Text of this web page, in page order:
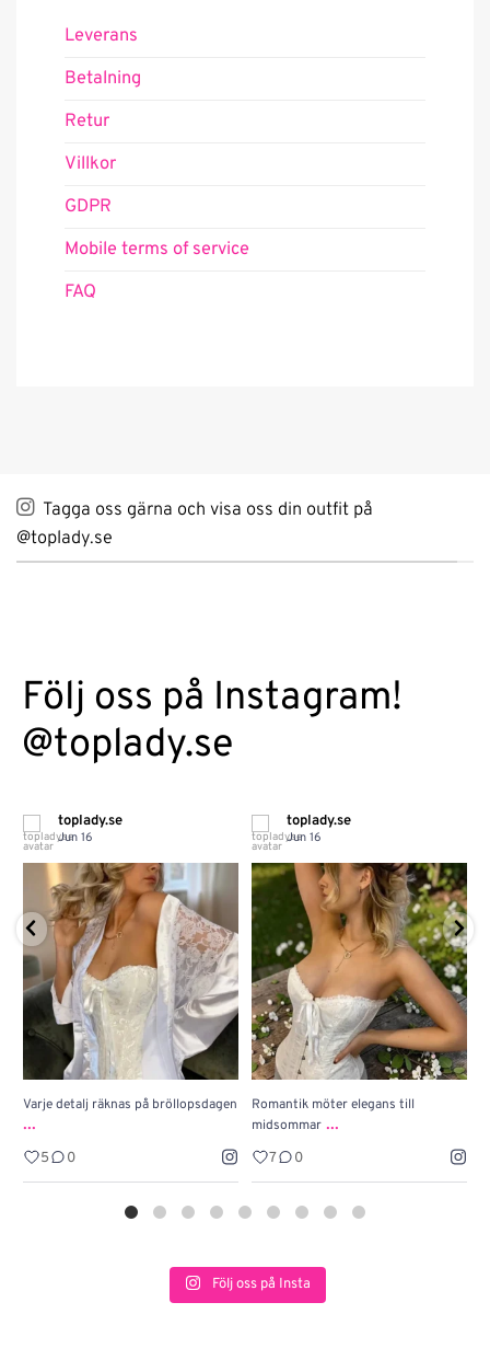
Leverans
Betalning
Retur
Villkor
GDPR
Mobile terms of service
FAQ
Tagga oss gärna och visa oss din outfit på
@toplady.se
Följ oss på Instagram!
@toplady.se
toplady.se
Jun 16
Varje detalj räknas på bröllopsdagen
...
5 0
toplady.se
Jun 16
Romantik möter elegans till
midsommar ...
7 0
Följ oss på Insta